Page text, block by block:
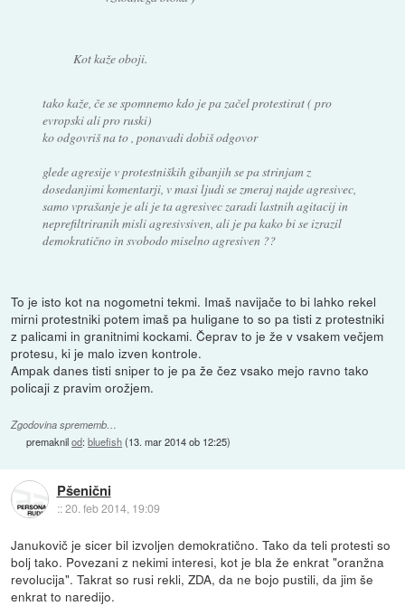
Kot kaže oboji.
tako kaže, če se spomnemo kdo je pa začel protestirat ( pro
evropski ali pro ruski)
ko odgovriš na to , ponavadi dobiš odgovor
glede agresije v protestniških gibanjih se pa strinjam z
dosedanjimi komentarji, v masi ljudi se zmeraj najde agresivec,
samo vprašanje je ali je ta agresivec zaradi lastnih agitacij in
neprefiltriranih misli agresivsiven, ali je pa kako bi se izrazil
demokratično in svobodo miselno agresiven ??
To je isto kot na nogometni tekmi. Imaš navijače to bi lahko rekel
mirni protestniki potem imaš pa huligane to so pa tisti z protestniki
z palicami in granitnimi kockami. Čeprav to je že v vsakem večjem
protesu, ki je malo izven kontrole.
Ampak danes tisti sniper to je pa že čez vsako mejo ravno tako
policaji z pravim orožjem.
Zgodovina sprememb…
premaknilod:bluefish(13. mar 2014 ob 12:25)
Pšenični
::20. feb 2014, 19:09
Janukovič je sicer bil izvoljen demokratično. Tako da teli protesti so
bolj tako. Povezani z nekimi interesi, kot je bla že enkrat "oranžna
revolucija". Takrat so rusi rekli, ZDA, da ne bojo pustili, da jim še
enkrat to naredijo.